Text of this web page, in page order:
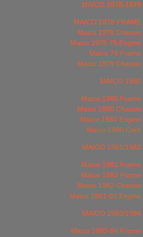
MAICO 1978-1979
MAICO 1978 FRAME
Maico 1978 Chassis
Maico 1978 79 Engine
Maico 79 Frame
Maico 1979 Chassis
MAICO 1980
Maico 1980 Frame
Maico 1980 Chassis
Maico 1980 Engine
Maico 1980 Carb
MAICO 1981/1982
Maico 1981 Frame
Maico 1982 Frame
Maico 1982 Chassis
Maico 1981-82 Engine
MAICO 1983/1984
Maico 1983-84 Frame